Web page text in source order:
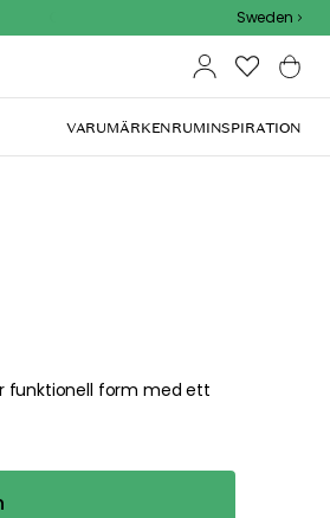
Sale - 15% EXTRA rabatt med kodSweden
VARUMÄRKENRUMINSPIRATION
funktionell form med ett